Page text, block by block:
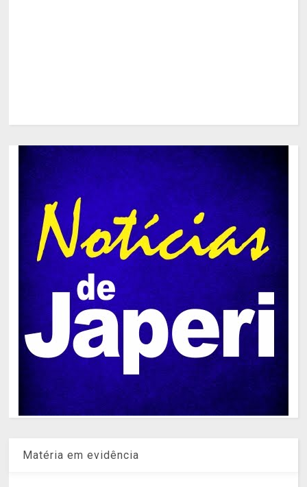
Matéria em evidência